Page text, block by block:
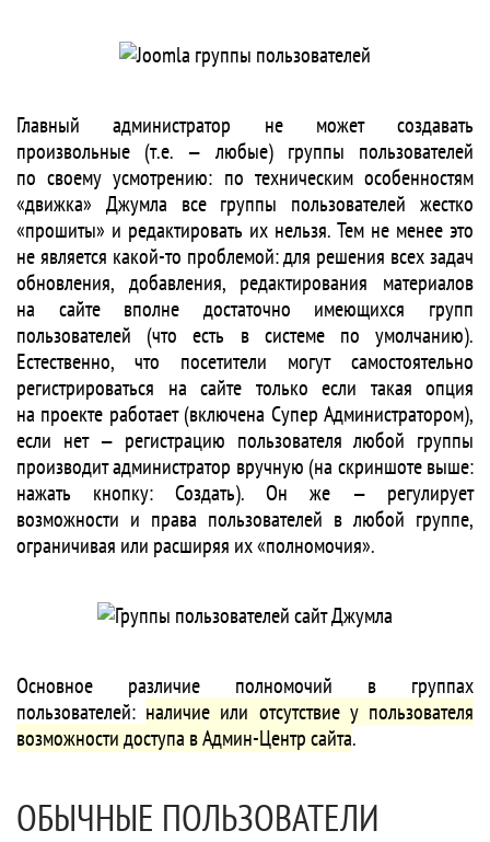
Главный администратор не может создавать
произвольные (т.е. — любые) группы пользователей
по своему усмотрению: по техническим особенностям
«движка» Джумла все группы пользователей жестко
«прошиты» и редактировать их нельзя. Тем не менее это
не является какой-то проблемой: для решения всех задач
обновления, добавления, редактирования материалов
на сайте вполне достаточно имеющихся групп
пользователей (что есть в системе по умолчанию).
Естественно, что посетители могут самостоятельно
регистрироваться на сайте только если такая опция
на проекте работает (включена Супер Администратором),
если нет — регистрацию пользователя любой группы
производит администратор вручную (на скриншоте выше:
нажать кнопку: Создать). Он же — регулирует
возможности и права пользователей в любой группе,
ограничивая или расширяя их «полномочия».
Основное различие полномочий в группах
пользователей: наличие или отсутствие у пользователя
возможности доступа в Админ-Центр сайта.
ОБЫЧНЫЕ ПОЛЬЗОВАТЕЛИ